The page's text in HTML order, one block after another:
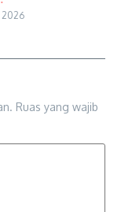
2026
Ruas yang wajib